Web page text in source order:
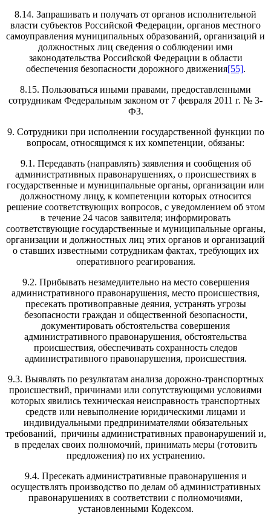
8.14. Запрашивать и получать от органов исполнительной
власти субъектов Российской Федерации, органов местного
самоуправления муниципальных образований, организаций и
должностных лиц сведения о соблюдении ими
законодательства Российской Федерации в области
обеспечения безопасности дорожного движения[55].
8.15. Пользоваться иными правами, предоставленными
сотрудникам Федеральным законом от 7 февраля 2011 г. № 3-
ФЗ.
9. Сотрудники при исполнении государственной функции по
вопросам, относящимся к их компетенции, обязаны:
9.1. Передавать (направлять) заявления и сообщения об
административных правонарушениях, о происшествиях в
государственные и муниципальные органы, организации или
должностному лицу, к компетенции которых относится
решение соответствующих вопросов, с уведомлением об этом
в течение 24 часов заявителя; информировать
соответствующие государственные и муниципальные органы,
организации и должностных лиц этих органов и организаций
о ставших известными сотрудникам фактах, требующих их
оперативного реагирования.
9.2. Прибывать незамедлительно на место совершения
административного правонарушения, место происшествия,
пресекать противоправные деяния, устранять угрозы
безопасности граждан и общественной безопасности,
документировать обстоятельства совершения
административного правонарушения, обстоятельства
происшествия, обеспечивать сохранность следов
административного правонарушения, происшествия.
9.3. Выявлять по результатам анализа дорожно-транспортных
происшествий, причинами или сопутствующими условиями
которых явились техническая неисправность транспортных
средств или невыполнение юридическими лицами и
индивидуальными предпринимателями обязательных
требований, причины административных правонарушений и,
в пределах своих полномочий, принимать меры (готовить
предложения) по их устранению.
9.4. Пресекать административные правонарушения и
осуществлять производство по делам об административных
правонарушениях в соответствии с полномочиями,
установленными Кодексом.